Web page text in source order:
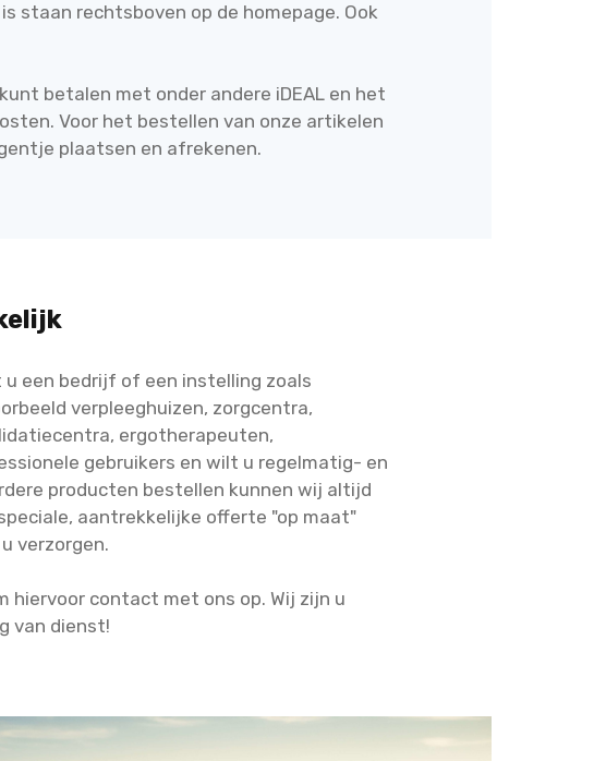
staan rechtsboven op de homepage. Ook
betalen met onder andere iDEAL en het
Voor het bestellen van onze artikelen
plaatsen en afrekenen.
u een bedrijf of een instelling zoals
verpleeghuizen, zorgcentra,
ergotherapeuten,
gebruikers en wilt u regelmatig- en
producten bestellen kunnen wij altijd
aantrekkelijke offerte "op maat"
verzorgen.
hiervoor contact met ons op. Wij zijn u
van dienst!